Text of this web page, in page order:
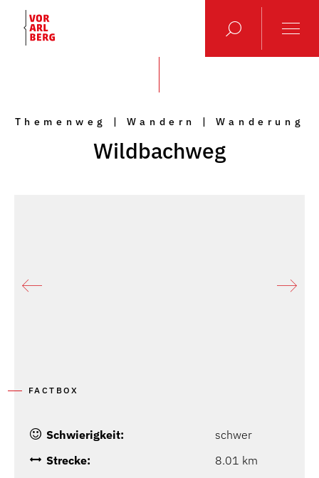
Themenweg | Wandern | Wanderung
Wildbachweg
FACTBOX
Schwierigkeit:
schwer
Strecke:
8.01 km